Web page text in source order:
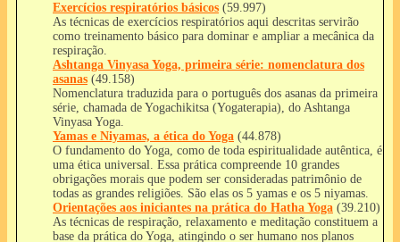
Exercícios respiratórios básicos (59.997)
As técnicas de exercícios respiratórios aqui descritas servirão
como treinamento básico para dominar e ampliar a mecânica da
respiração.
Ashtanga Vinyasa Yoga, primeira série: nomenclatura dos
asanas (49.158)
Nomenclatura traduzida para o português dos asanas da primeira
série, chamada de Yogachikitsa (Yogaterapia), do Ashtanga
Vinyasa Yoga.
Yamas e Niyamas, a ética do Yoga (44.878)
O fundamento do Yoga, como de toda espiritualidade autêntica, é
uma ética universal. Essa prática compreende 10 grandes
obrigações morais que podem ser consideradas patrimônio de
todas as grandes religiões. São elas os 5 yamas e os 5 niyamas.
Orientações aos iniciantes na prática do Hatha Yoga (39.210)
As técnicas de respiração, relaxamento e meditação constituem a
base da prática do Yoga, atingindo o ser humano nos planos